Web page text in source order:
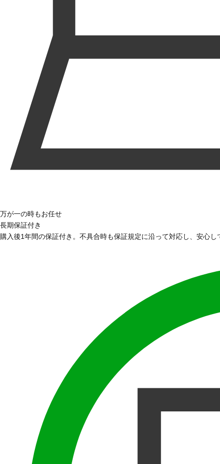
万が一の時もお任せ
長期保証付き
購入後1年間の保証付き。不具合時も保証規定に沿って対応し、安心